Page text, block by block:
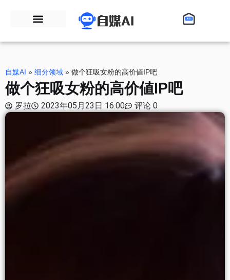
自媒AI » 细分领域 » 做个狂吸女粉的高价値IP吧
做个狂吸女粉的高价値IP吧
罗拉 2023年05月23日 16:00 评论 0